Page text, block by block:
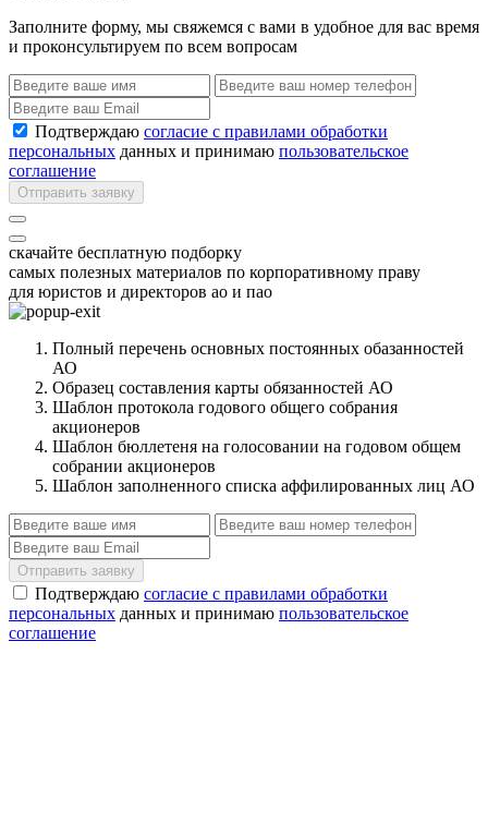
Заполните форму, мы свяжемся с вами в удобное для вас время
и проконсультируем по всем вопросам
Подтверждаю согласие с правилами обработки
персональных данных и принимаю пользовательское
соглашение
Отправить заявку
скачайте бесплатную подборку
самых полезных материалов по корпоративному праву
для юристов и директоров ао и пао
Полный перечень основных постоянных обазанностей
АО
Образец составления карты обязанностей АО
Шаблон протокола годового общего собрания
акционеров
Шаблон бюллетеня на голосовании на годовом общем
собрании акционеров
Шаблон заполненного списка аффилированных лиц АО
Отправить заявку
Подтверждаю согласие с правилами обработки
персональных данных и принимаю пользовательское
соглашение